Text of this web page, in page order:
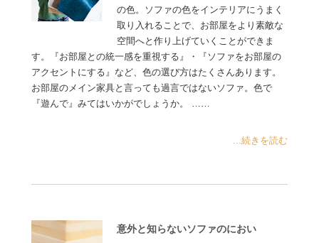
の色。ソファの色をインテリアにうまく
取り入れることで、お部屋をより素敵な
空間へと作り上げていくことができま
す。『お部屋との統一感を重視する』・『ソファをお部屋の
アクセントにする』など、色の選び方はたくさんあります。
お部屋のメイン家具と言っても過言ではないソファ。色で
『遊んで』みてはいかがでしょうか。 ……
...続きを読む
意外と知らないソファのにおい